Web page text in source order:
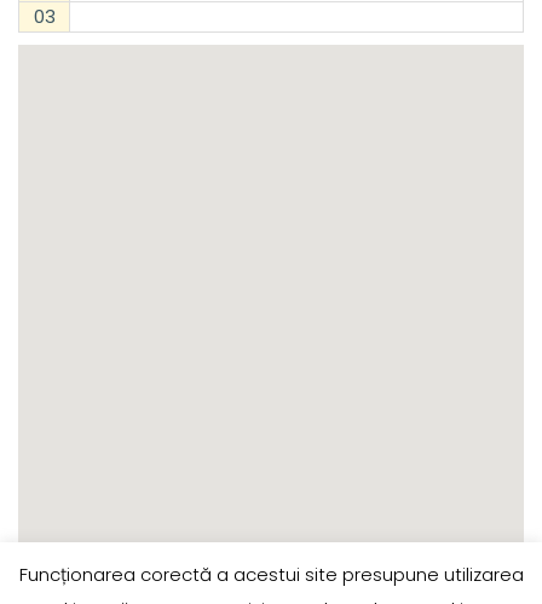
03
Funcționarea corectă a acestui site presupune utilizarea